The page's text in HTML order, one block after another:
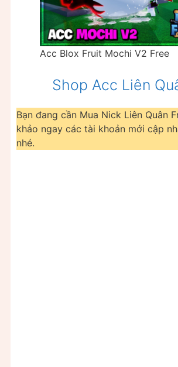
Acc Blox Fruit Mochi V2 Free
Shop Acc Liên
Bạn đang cần Mua Nick Liên Quân
khảo ngay các tài khoản mới cập
nhé.